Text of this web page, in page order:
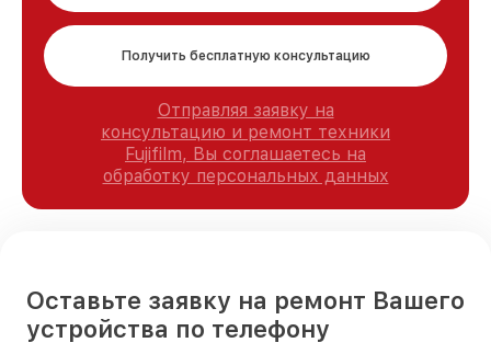
Получить бесплатную консультацию
Отправляя заявку на
консультацию и ремонт техники
Fujifilm, Вы соглашаетесь на
обработку персональных данных
Оставьте заявку на ремонт Вашего
устройства по телефону